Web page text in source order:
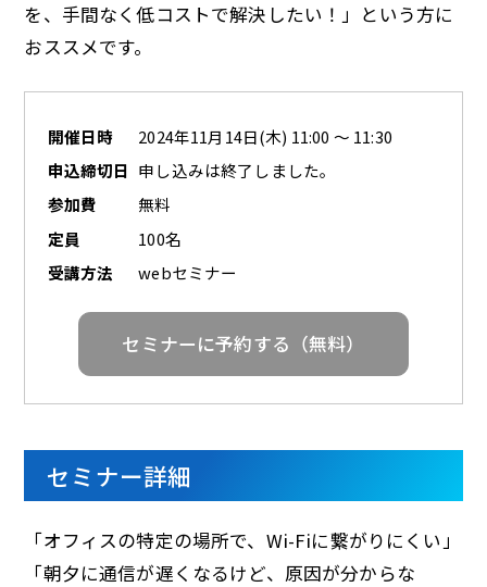
を、手間なく低コストで解決したい！」という方に
おススメです。
開催日時
2024年11月14日(木) 11:00 ～ 11:30
申込締切日 申し込みは終了しました。
参加費
無料
定員
100名
受講方法
webセミナー
セミナーに予約する（無料）
セミナー詳細
「オフィスの特定の場所で、Wi-Fiに繋がりにくい」
「朝夕に通信が遅くなるけど、原因が分からな